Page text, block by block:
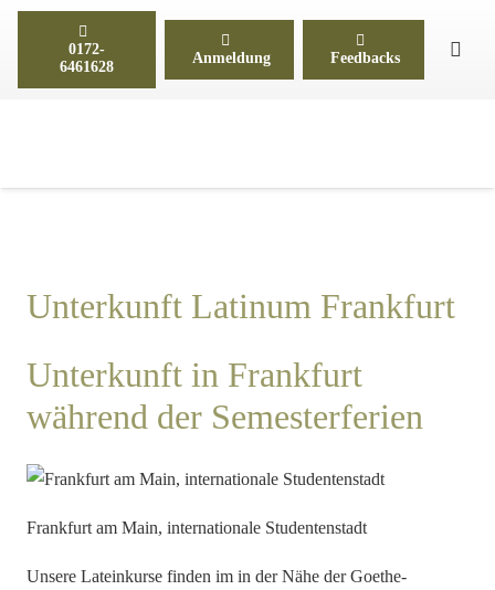
0172-
6461628
Anmeldung Feedbacks
Unterkunft Latinum Frankfurt
Unterkunft in Frankfurt
während der Semesterferien
Frankfurt am Main, internationale Studentenstadt
Unsere Lateinkurse finden im in der Nähe der Goethe-